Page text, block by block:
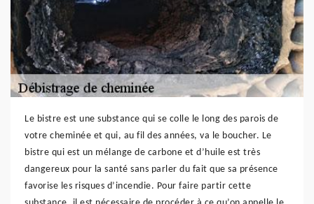
Le bistre est une substance qui se colle le long des parois de
votre cheminée et qui, au fil des années, va le boucher. Le
bistre qui est un mélange de carbone et d’huile est très
dangereux pour la santé sans parler du fait que sa présence
favorise les risques d’incendie. Pour faire partir cette